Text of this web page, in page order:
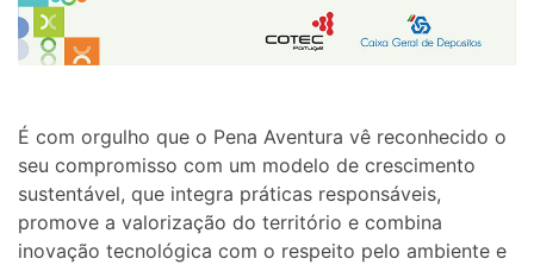
É com orgulho que o Pena Aventura vê reconhecido o
seu compromisso com um modelo de crescimento
sustentável, que integra práticas responsáveis,
promove a valorização do território e combina
inovação tecnológica com o respeito pelo ambiente e